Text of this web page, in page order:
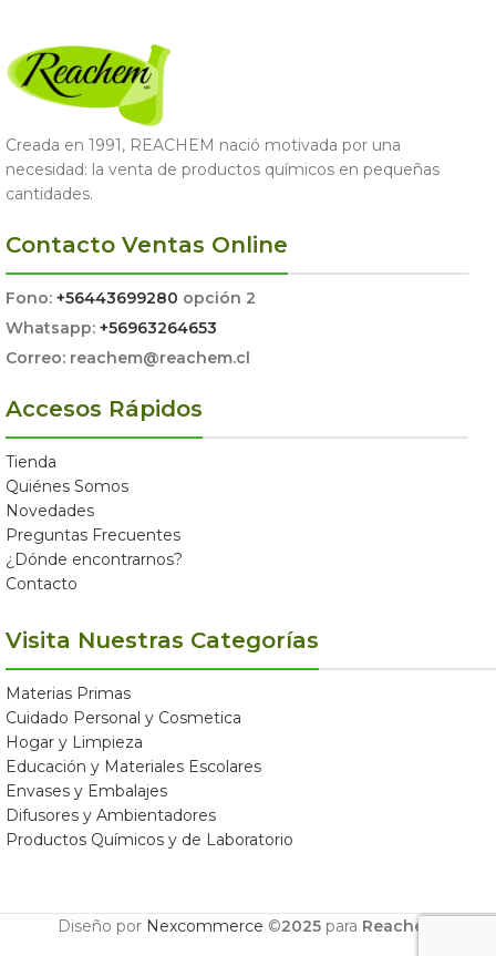
Creada en 1991, REACHEM nació motivada por una
necesidad: la venta de productos químicos en pequeñas
cantidades.
Contacto Ventas Online
Fono: +56443699280 opción 2
Whatsapp: +56963264653
Correo: reachem@reachem.cl
Accesos Rápidos
Tienda
Quiénes Somos
Novedades
Preguntas Frecuentes
¿Dónde encontrarnos?
Contacto
Visita Nuestras Categorías
Materias Primas
Cuidado Personal y Cosmetica
Hogar y Limpieza
Educación y Materiales Escolares
Envases y Embalajes
Difusores y Ambientadores
Productos Químicos y de Laboratorio
Diseño por Nexcommerce ©2025para Reachem